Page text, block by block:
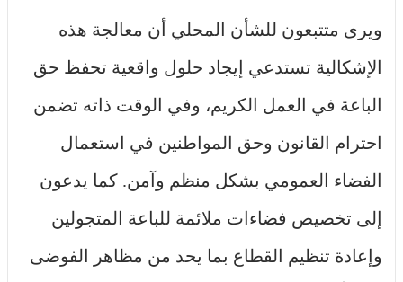
ويرى متتبعون للشأن المحلي أن معالجة هذه
الإشكالية تستدعي إيجاد حلول واقعية تحفظ حق
الباعة في العمل الكريم، وفي الوقت ذاته تضمن
احترام القانون وحق المواطنين في استعمال
الفضاء العمومي بشكل منظم وآمن. كما يدعون
إلى تخصيص فضاءات ملائمة للباعة المتجولين
وإعادة تنظيم القطاع بما يحد من مظاهر الفوضى